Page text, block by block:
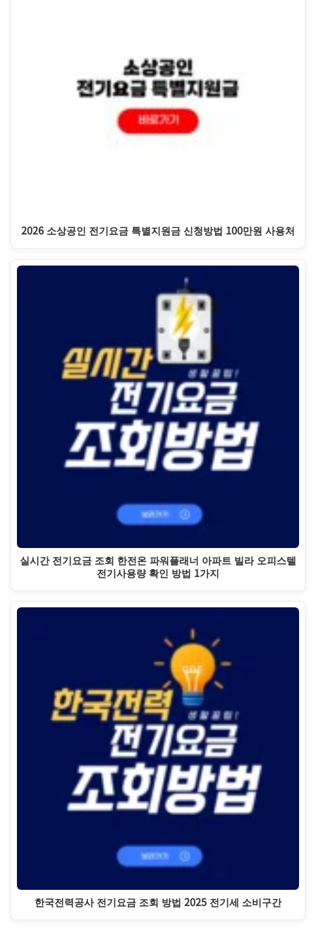
2026 소상공인 전기요금 특별지원금 신청방법 100만원 사용처
실시간 전기요금 조회 한전온 파워플래너 아파트 빌라 오피스텔
전기사용량 확인 방법 1가지
한국전력공사 전기요금 조회 방법 2025 전기세 소비구간